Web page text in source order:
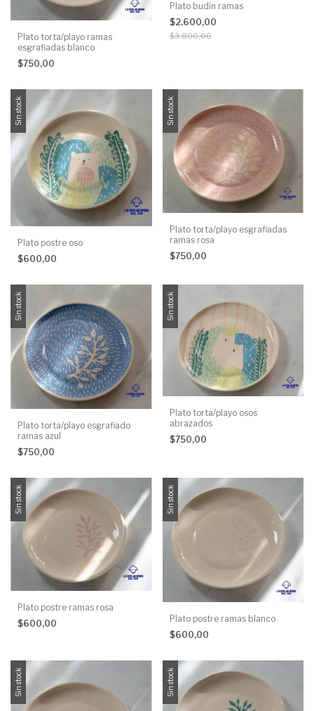
Plato torta/playo ramas
esgrafiadas blanco
$750,00
Plato budín ramas
$2.600,00
$3.800,00
Sin stock
Plato postre oso
$600,00
Sin stock
Plato torta/playo esgrafiadas
ramas rosa
$750,00
Sin stock
Plato torta/playo esgrafiado
ramas azul
$750,00
Sin stock
Plato torta/playo osos
abrazados
$750,00
Sin stock
Plato postre ramas rosa
$600,00
Sin stock
Plato postre ramas blanco
$600,00
Sin stock Sin stock